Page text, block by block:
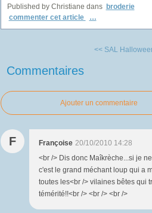
Published by Christiane dans broderie
commenter cet article
…
<< SAL
Commentaires
Ajouter un commentaire
F Françoise 20/10/2010 14:28
<br /> Dis donc Maîkrèche...si je
c'est le grand méchant loup qui a
toutes les<br /> vilaines bêtes qui
témérité!!<br /> <br /> <br />